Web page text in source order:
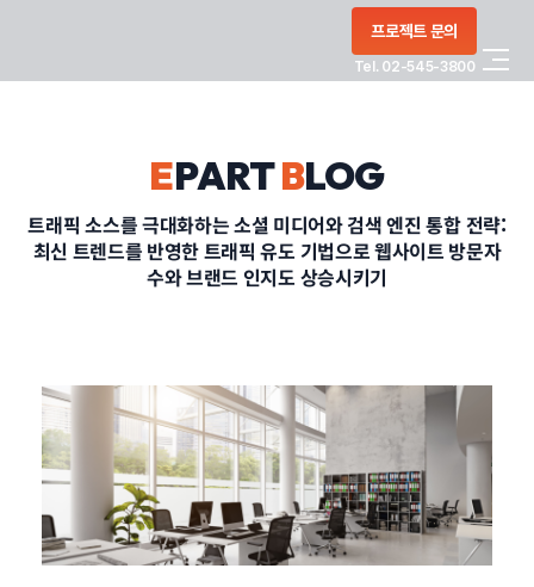
프로젝트 문의
Tel. 02-545-3800
PORTFOLIO
CONTACT
정부지원사업
EPARTBLOG
트래픽 소스를 극대화하는 소셜 미디어와 검색 엔진 통합 전략:
최신 트렌드를 반영한 트래픽 유도 기법으로 웹사이트 방문자
수와 브랜드 인지도 상승시키기